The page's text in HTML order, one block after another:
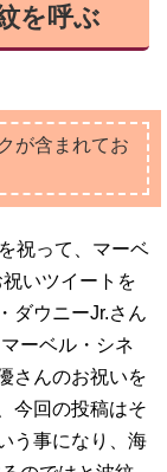
を呼ぶ
が含まれてお
祝って、マーベ
いツイートを
ダウニーJr.さん
ーベル・シネ
さんのお祝いを
今回の投稿はそ
う事になり、海